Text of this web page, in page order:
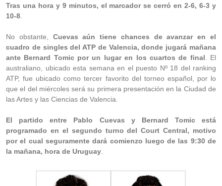
Tras una hora y 9 minutos, el marcador se cerró en 2-6, 6-3 y
10-8
No obstante, Cuevas aún tiene chances de avanzar en el
cuadro de singles del ATP de Valencia, donde jugará mañana
ante Bernard Tomic por un lugar en los cuartos de final . El
australiano, ubicado esta semana en el puesto Nº 18 del ranking
ATP, fue ubicado como tercer favorito del torneo español, por lo
que el del miércoles será su primera presentación en la Ciudad de
las Artes y las Ciencias de Valencia.
El partido entre Pablo Cuevas y Bernard Tomic está
programado en el segundo turno del Court Central, motivo
por el cual seguramente dará comienzo luego de las 9:30 de
la mañana, hora de Uruguay